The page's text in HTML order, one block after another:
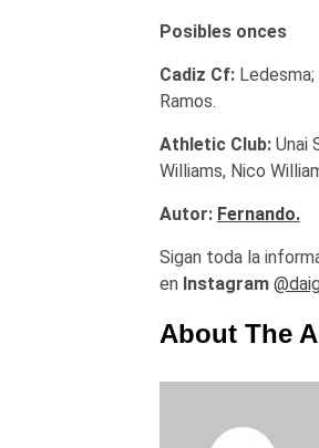
Posibles onces
Cadiz Cf: Ledesma;
Ramos.
Athletic Club: Unai
Williams, Nico
Autor: Fernando.
Sigan toda la
en Instagram
About The